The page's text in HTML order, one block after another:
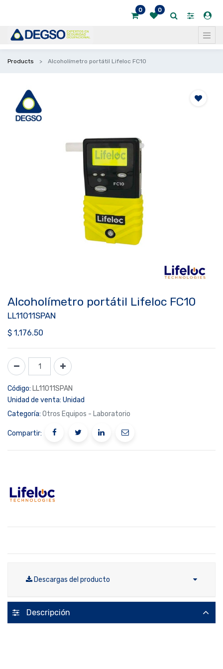
0 0
Products Alcoholímetro portátil Lifeloc FC10
Alcoholímetro portátil Lifeloc FC10
LL11011SPAN
$ 1,176.50
Código: LL11011SPAN
Unidad de venta: Unidad
Categoría: Otros Equipos - Laboratorio
Compartir:
Descargas del producto
Descripción